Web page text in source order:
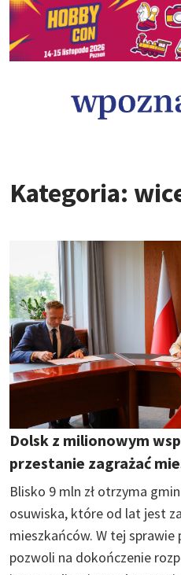
Kategoria:
Dolsk z milionowym
przestanie zagrażać
Blisko 9 mln zł otrzyma
osuwiska, które od lat jest
mieszkańców. W tej
pozwoli na dokończenie